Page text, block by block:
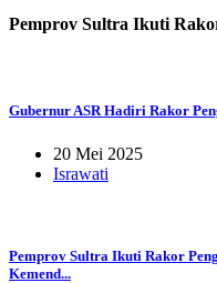
Pemprov Sultra Ikuti
Gubernur ASR Hadiri Rakor
20 Mei 2025
Israwati
Pemprov Sultra Ikuti Rakor
Kemend...